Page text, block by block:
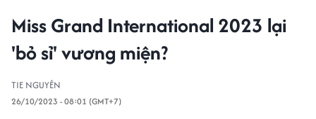
Miss Grand International 2023 lại
'bỏ sỉ' vương miện?
TIE NGUYÊN
26/10/2023 - 08:01 (GMT+7)